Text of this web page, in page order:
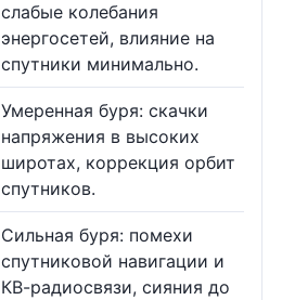
слабые колебания
энергосетей, влияние на
спутники минимально.
Умеренная буря: скачки
напряжения в высоких
широтах, коррекция орбит
спутников.
Сильная буря: помехи
спутниковой навигации и
КВ-радиосвязи, сияния до